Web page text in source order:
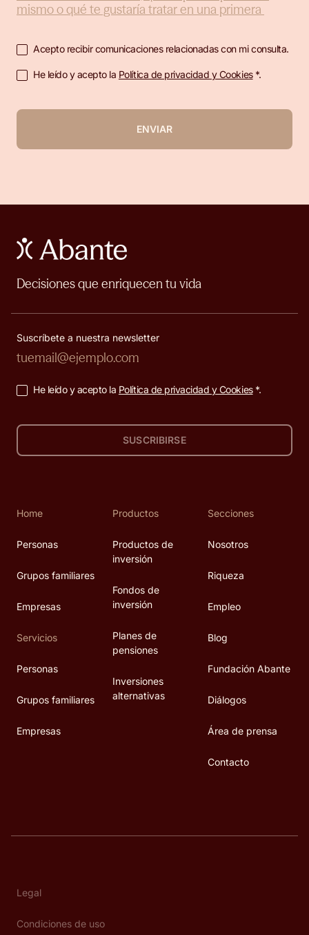
Acepto recibir comunicaciones relacionadas con mi consulta.
He leído y acepto la Política de privacidad y Cookies*.
ENVIAR
Decisiones que enriquecen tu vida
Suscríbete a nuestra newsletter
He leído y acepto la Política de privacidad y Cookies*.
SUSCRIBIRSE
Home
Personas
Grupos familiares
Empresas
Servicios
Personas
Grupos familiares
Empresas
Productos
Productos de
inversión
Fondos de
inversión
Planes de
pensiones
Inversiones
alternativas
Secciones
Nosotros
Riqueza
Empleo
Blog
Fundación Abante
Diálogos
Área de prensa
Contacto
Legal
Condiciones de uso